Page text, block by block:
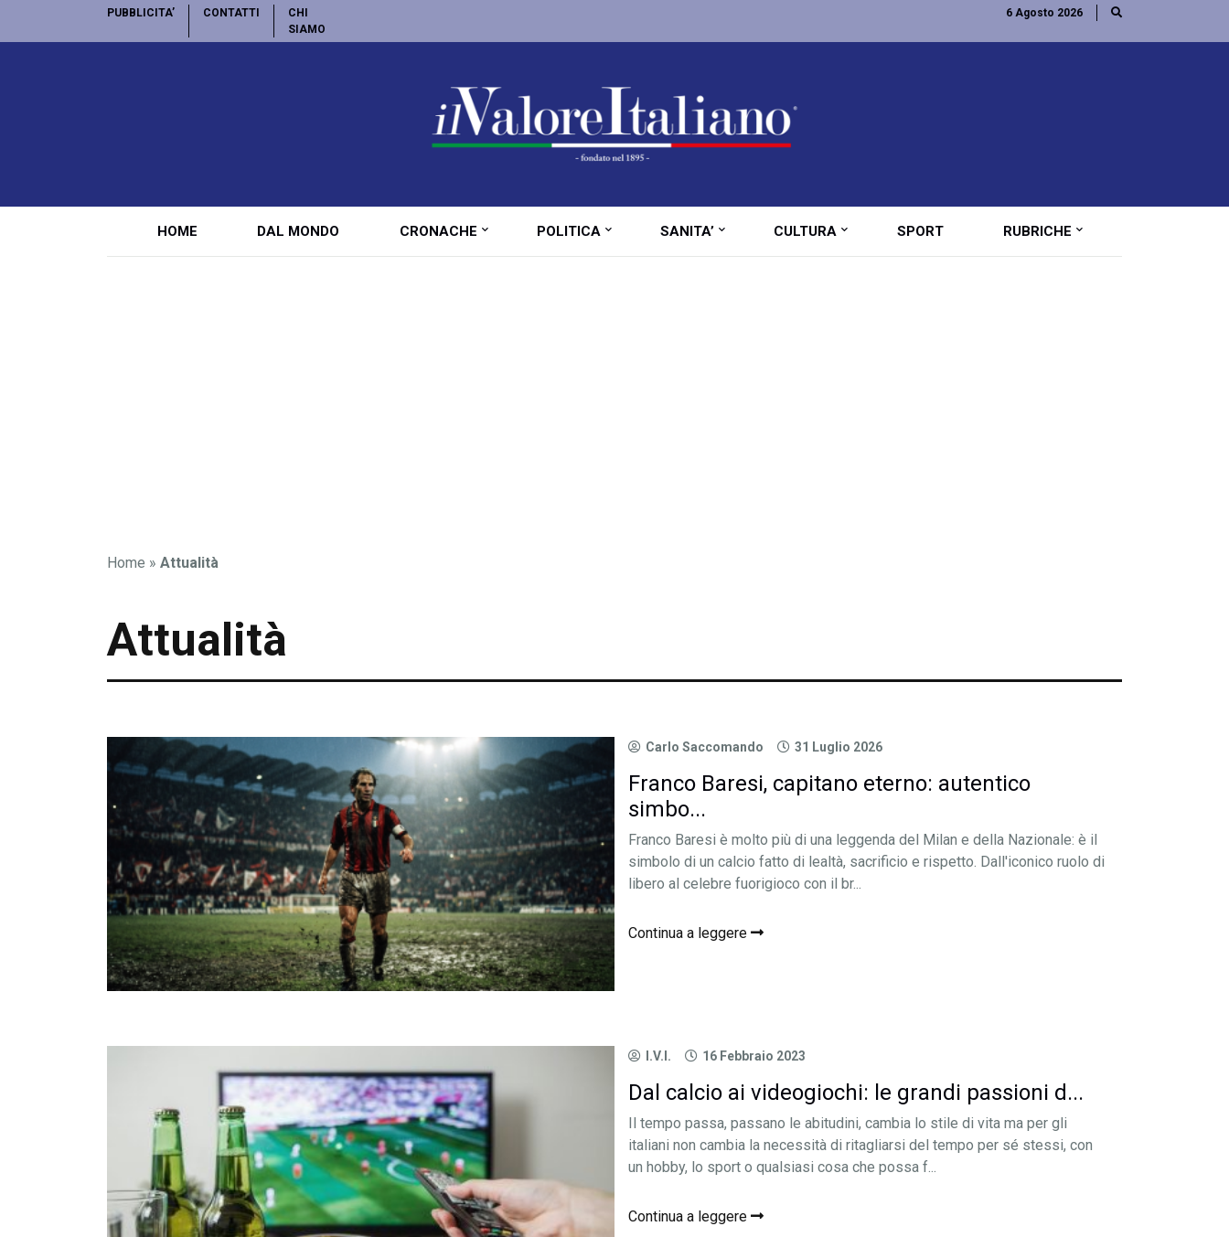
CHI
SIAMO
CONTATTI
PUBBLICITA’ 6 Agosto 2026
HOME DAL MONDO CRONACHE POLITICA SANITA’ CULTURA SPORT RUBRICHE
Home » Attualità
Attualità
Carlo Saccomando 31 Luglio 2026
Franco Baresi, capitano eterno: autentico
simbo...
Franco Baresi è molto più di una leggenda del Milan e della Nazionale: è il
simbolo di un calcio fatto di lealtà, sacrificio e rispetto. Dall'iconico ruolo di
libero al celebre fuorigioco con il br...
Continua a leggere
I.V.I. 16 Febbraio 2023
Dal calcio ai videogiochi: le grandi passioni d...
Il tempo passa, passano le abitudini, cambia lo stile di vita ma per gli
italiani non cambia la necessità di ritagliarsi del tempo per sé stessi, con
un hobby, lo sport o qualsiasi cosa che possa f...
Continua a leggere